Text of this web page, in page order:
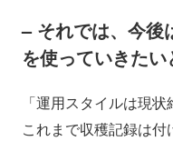
– それでは、今後
を使っていきた
「運用スタイルは現
これまで収穫記録は